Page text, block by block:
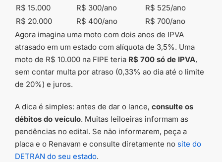
R$ 15.000
R$ 300/ano
R$ 525/ano
R$ 20.000
R$ 400/ano
R$ 700/ano
Agora imagina uma moto com dois anos de IPVA
atrasado em um estado com alíquota de 3,5%. Uma
moto de R$ 10.000 na FIPE teria R$ 700 só de IPVA,
sem contar multa por atraso (0,33% ao dia até o limite
de 20%) e juros.
A dica é simples: antes de dar o lance, consulte os
débitos do veículo. Muitas leiloeiras informam as
pendências no edital. Se não informarem, peça a
placa e o Renavam e consulte diretamente no site do
DETRAN do seu estado.